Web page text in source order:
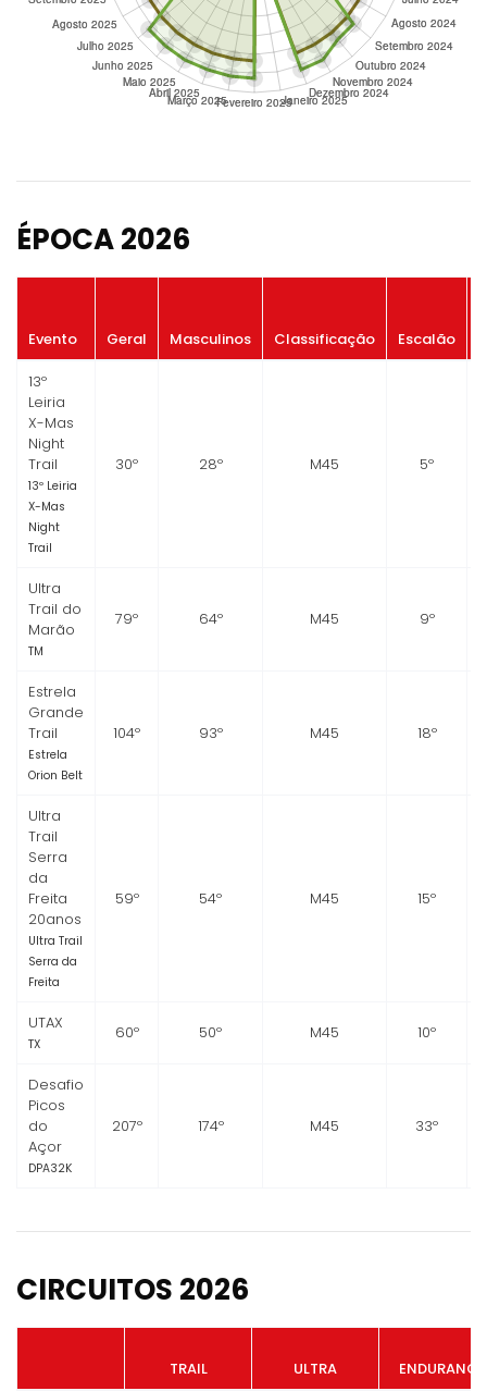
ÉPOCA 2026
Evento Geral Masculinos Classificação Escalão
13º
Leiria
X-Mas
Night
Trail
13º Leiria
X-Mas
Night
Trail
30º 28º M45 5º
Ultra
Trail do
Marão
TM
79º 64º M45 9º
Estrela
Grande
Trail
Estrela
Orion Belt
104º 93º M45 18º
Ultra
Trail
Serra
da
Freita
20anos
Ultra Trail
Serra da
Freita
59º 54º M45 15º
UTAX
TX
60º 50º M45 10º
Desafio
Picos
do
Açor
DPA32K
207º 174º M45 33º
CIRCUITOS 2026
TRAIL ULTRA ENDURANCE